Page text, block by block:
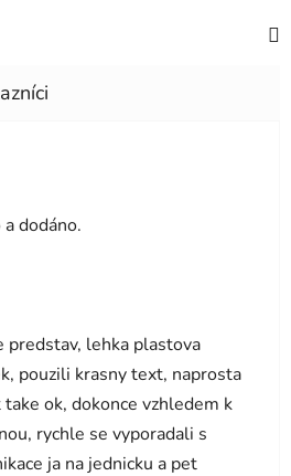
z 5 hvězdiček.
dodáno.
z 5 hvězdiček.
predstav, lehka plastova
pouzili krasny text, naprosta
ok, dokonce vzhledem k
rychle se vyporadali s
ja na jednicku a pet